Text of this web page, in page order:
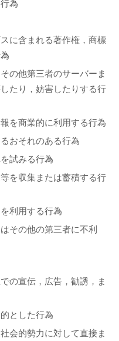
為
に含まれる著作権，商標
の他第三者のサーバーま
たり，妨害したりする行
を商業的に利用する行為
おそれのある行為
試みる行為
を収集または蓄積する行
利用する行為
その他の第三者に不利
の宣伝，広告，勧誘，ま
とした行為
会的勢力に対して直接ま